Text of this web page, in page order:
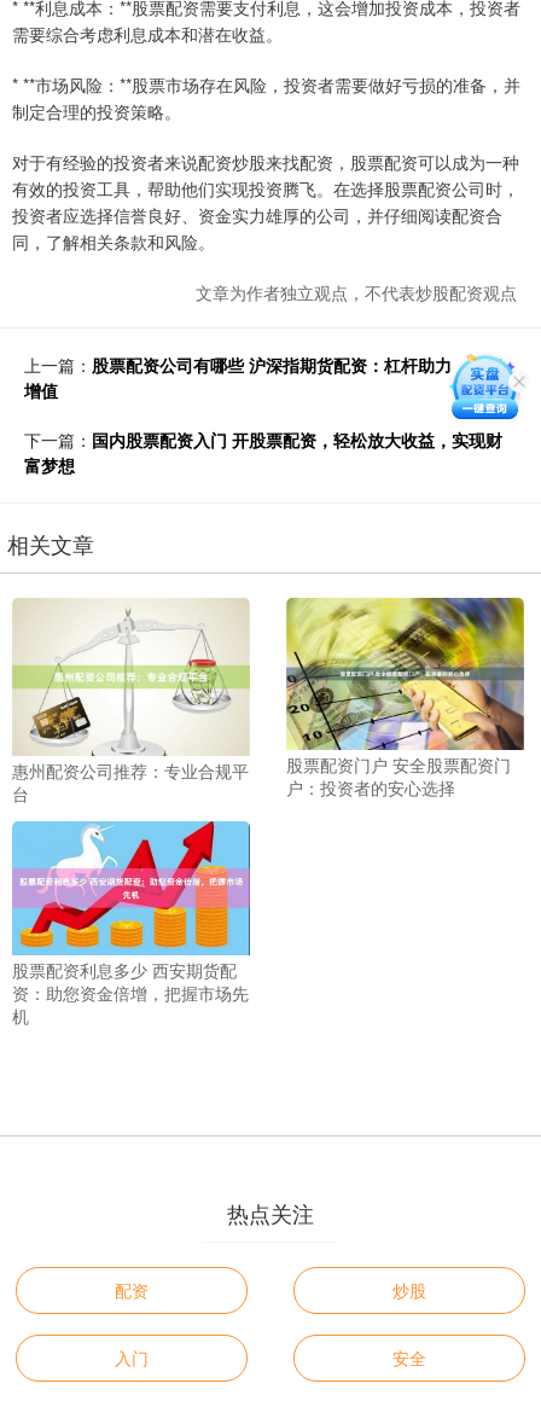
* **利息成本：**股票配资需要支付利息，这会增加投资成本，投资者
需要综合考虑利息成本和潜在收益。
* **市场风险：**股票市场存在风险，投资者需要做好亏损的准备，并
制定合理的投资策略。
对于有经验的投资者来说配资炒股来找配资，股票配资可以成为一种
有效的投资工具，帮助他们实现投资腾飞。在选择股票配资公司时，
投资者应选择信誉良好、资金实力雄厚的公司，并仔细阅读配资合
同，了解相关条款和风险。
文章为作者独立观点，不代表炒股配资观点
上一篇： 股票配资公司有哪些 沪深指期货配资：杠杆助力，投资
增值
下一篇： 国内股票配资入门 开股票配资，轻松放大收益，实现财
富梦想
相关文章
惠州配资公司推荐：专业合规平
台
股票配资门户 安全股票配资门
户：投资者的安心选择
股票配资利息多少 西安期货配
资：助您资金倍增，把握市场先
机
热点关注
配资 炒股
入门 安全